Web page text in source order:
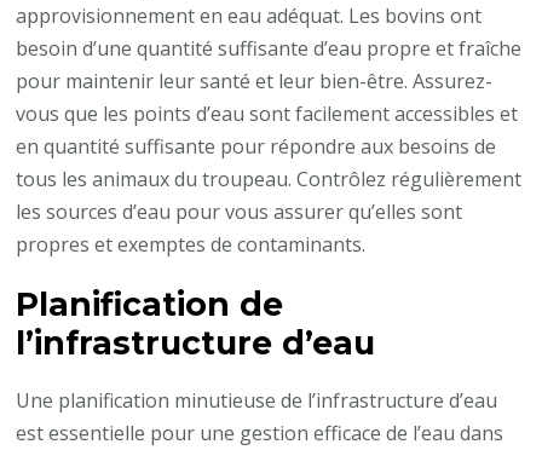
approvisionnement en eau adéquat. Les bovins ont
besoin d’une quantité suffisante d’eau propre et fraîche
pour maintenir leur santé et leur bien-être. Assurez-
vous que les points d’eau sont facilement accessibles et
en quantité suffisante pour répondre aux besoins de
tous les animaux du troupeau. Contrôlez régulièrement
les sources d’eau pour vous assurer qu’elles sont
propres et exemptes de contaminants.
Planification de
l’infrastructure d’eau
Une planification minutieuse de l’infrastructure d’eau
est essentielle pour une gestion efficace de l’eau dans